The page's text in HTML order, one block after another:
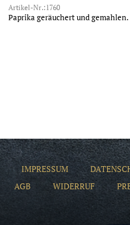
Artikel-Nr.:1760
Paprika geräuchert und gemahlen.
IMPRESSUM
AGB WIDERRUF